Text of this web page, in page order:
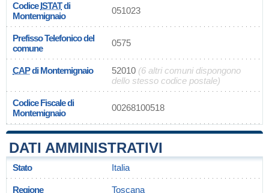
CodiceISTATdi
Montemignaio
051023
Prefisso Telefonico del
comune
0575
CAPdi Montemignaio 52010 (6 altri comuni dispongono
dello stesso codice postale)
Codice Fiscale di
Montemignaio
00268100518
DATI AMMINISTRATIVI
Stato Italia
Regione Toscana